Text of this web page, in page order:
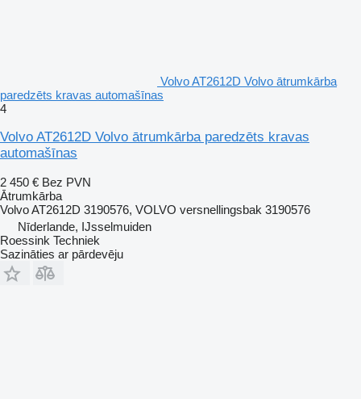
Volvo AT2612D Volvo ātrumkārba
paredzēts kravas automašīnas
4
Volvo AT2612D Volvo ātrumkārba paredzēts kravas
automašīnas
2 450 € Bez PVN
Ātrumkārba
Volvo AT2612D 3190576, VOLVO versnellingsbak 3190576
Nīderlande, IJsselmuiden
Roessink Techniek
Sazināties ar pārdevēju